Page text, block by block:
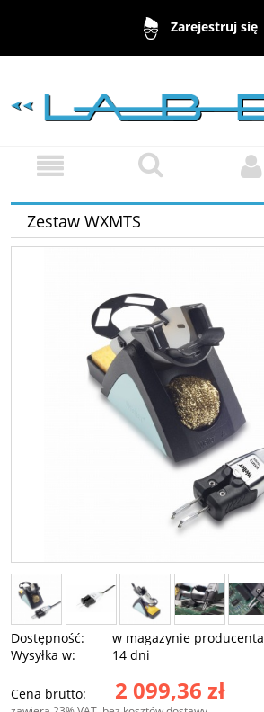
Zarejestruj się
Zestaw WXMTS
Dostępność:
w magazynie producenta
Wysyłka w:
14 dni
Cena brutto: 2 099,36 zł